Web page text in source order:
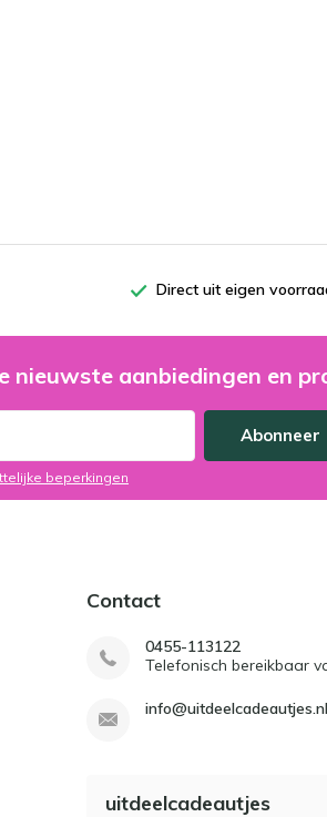
Direct uit eigen
nieuwste aanbiedingen en
Abonneer
beperkingen
Contact
0455-113122
Telefonisch bereikbaar
info@uitdeelcadeautjes.nl
uitdeelcadeautjes